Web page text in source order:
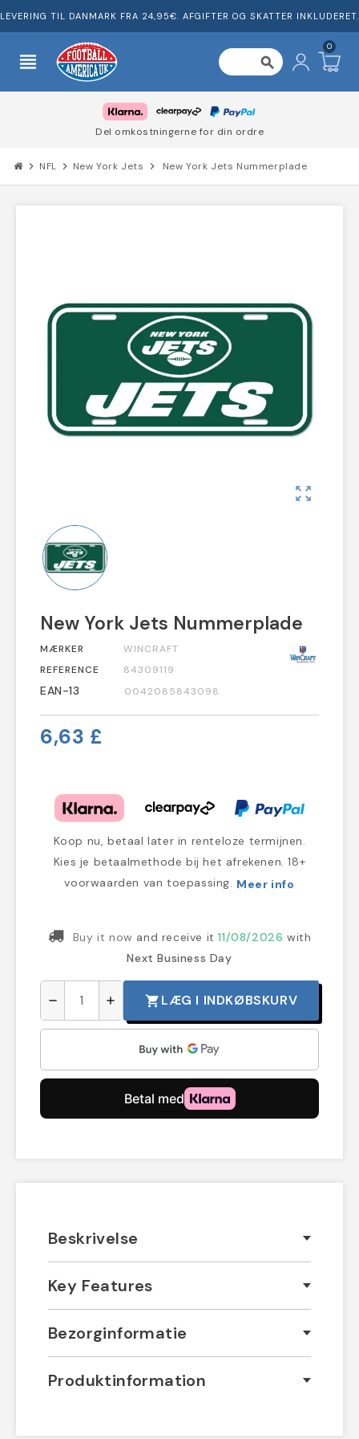
LEVERING TIL DANMARK FRA 24,95€. AFGIFTER OG SKATTER INKLUDERET.
view_headline search
0
Del omkostningerne for din ordre
chevron_right NFL chevron_right New York Jets chevron_right New York Jets Nummerplade
zoom_out_map
New York Jets Nummerplade
MÆRKER
WINCRAFT
REFERENCE
84309119
EAN-13 0042085843098
6,63 £
Koop nu, betaal later in renteloze termijnen.
Kies je betaalmethode bij het afrekenen. 18+
voorwaarden van toepassing. Meer info
Buy it now and receive it11/08/2026 with
Next Business Day
remove add shopping_cart LÆG I INDKØBSKURV
Beskrivelse
Key Features
Bezorginformatie
Produktinformation